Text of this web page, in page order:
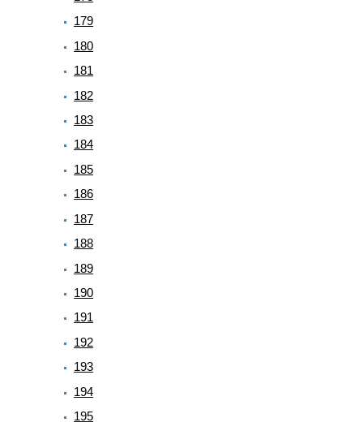
179
180
181
182
183
184
185
186
187
188
189
190
191
192
193
194
195